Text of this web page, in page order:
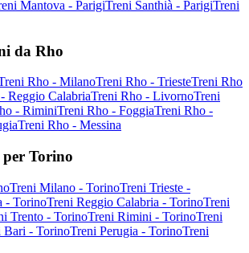
Mantova - ParigiTreni Santhià - ParigiTreni
da Rho
Rho - MilanoTreni Rho - TriesteTreni Rho
Reggio CalabriaTreni Rho - LivornoTreni
- RiminiTreni Rho - FoggiaTreni Rho -
Treni Rho - Messina
Torino
Treni Milano - TorinoTreni Trieste -
- TorinoTreni Reggio Calabria - TorinoTreni
Trento - TorinoTreni Rimini - TorinoTreni
Bari - TorinoTreni Perugia - TorinoTreni